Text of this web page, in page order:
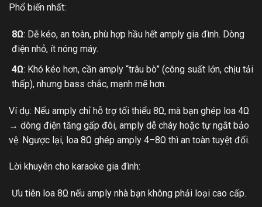
Phổ biến nhất:
8Ω: Dễ kéo, an toàn, phù hợp hầu hết amply gia đình. Dòng
điện nhỏ, ít nóng máy.
4Ω: Khó kéo hơn, cần amply “trâu bò” (công suất lớn, chịu tải
thấp), nhưng bass chắc, mạnh mẽ hơn.
Ví dụ: Nếu amply chỉ hỗ trợ tối thiểu 8Ω, mà bạn ghép loa 4Ω
→ dòng điện tăng gấp đôi, amply dễ cháy hoặc tự ngắt bảo
vệ. Ngược lại, loa 8Ω ghép amply 4–8Ω thì an toàn tuyệt đối.
Lời khuyên cho karaoke gia đình:
Ưu tiên loa 8Ω nếu amply nhà bạn không phải loại cao cấp.